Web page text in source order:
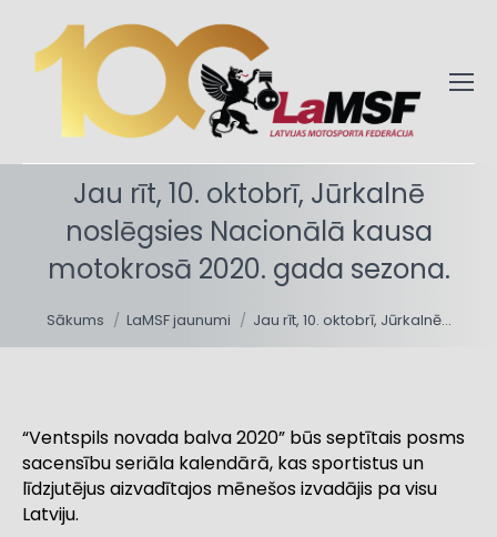
Jau rīt, 10. oktobrī, Jūrkalnē
noslēgsies Nacionālā kausa
motokrosā 2020. gada sezona.
Sākums LaMSF jaunumi Jau rīt, 10. oktobrī, Jūrkalnē…
“Ventspils novada balva 2020” būs septītais posms
sacensību seriāla kalendārā, kas sportistus un
līdzjutējus aizvadītajos mēnešos izvadājis pa visu
Latviju.